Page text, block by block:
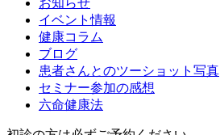
お知らせ
イベント情報
健康コラム
ブログ
患者さんとのツーショット写真
セミナー参加の感想
六命健康法